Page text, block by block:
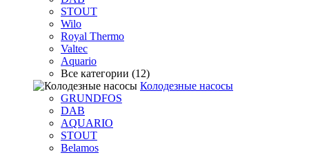
STOUT
Wilo
Royal Thermo
Valtec
Aquario
Все категории (12)
Колодезные насосы
GRUNDFOS
DAB
AQUARIO
STOUT
Belamos